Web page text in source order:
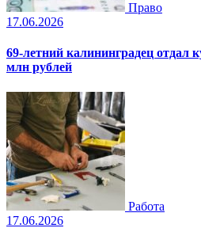
Право
17.06.2026
69-летний калининградец отдал
млн рублей
Работа
17.06.2026